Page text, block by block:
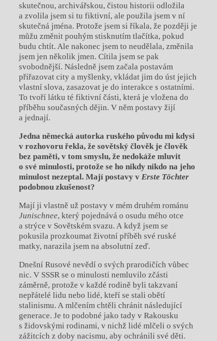
skutečnou, archivářskou, čistou historii odložila
a zvolila jsem si tu fiktivní, ale použila jsem v ní
skutečná jména. Protože jsem si říkala, že později je
můžu změnit pouhým stisknutím tlačítka, pokud
budu chtít. Ale nakonec jsem to neudělala, změnila
jsem jen několik jmen. Cítila jsem se pak
svobodnější. Následně jsem začala postavám
přiřazovat city a myšlenky, vkládat jim do úst jejich
vlastní slova, zasazovat je do interakce s ostatními.
To tvoří látku té fiktivní části, která je vložena do
příběhu současných dějin. V něm postavy žijí
a jednají.
Jedna německá autorka ruského původu mi kdysi
v rozhovoru řekla, že sovětský člověk je člověk
bez paměti, v tom smyslu, že nedokáže mluvit
o své minulosti, protože se ho nikdy nikdo na jeho
minulost nezeptal. Mají postavy v Erste Töchter
podobnou zkušenost?
Mají ji vlastně už postavy v mém druhém románu
Junischnee, který pojednává o osudu mého otce
a strýce v Sovětském svazu. A když jsem se
pokusila prozkoumat životní příběh své ruské
matky, narazila jsem na absolutní zeď.
Dnešní Rusové nevědí o svých prarodičích vůbec
nic. V SSSR se o minulosti nemluvilo zčásti
záměrně, protože v každé rodině byli takzvaní
nepřátelé lidu nebo lidé, kteří se stali obětí
stalinismu. A mlčením chtěli chránit následující
generace. Je to podobné jako tady v Rakousku
s židovskými rodinami, v nichž lidé mlčeli o svých
zážitcích z doby nacismu, aby ochránili své děti.